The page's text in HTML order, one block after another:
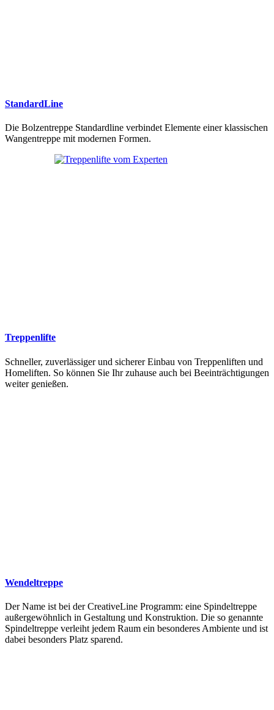
StandardLine
Die Bolzentreppe Standardline verbindet Elemente einer klassischen
Wangentreppe mit modernen Formen.
Treppenlifte
Schneller, zuverlässiger und sicherer Einbau von Treppenliften und
Homeliften. So können Sie Ihr zuhause auch bei Beeinträchtigungen
weiter genießen.
Wendeltreppe
Der Name ist bei der CreativeLine Programm: eine Spindeltreppe
außergewöhnlich in Gestaltung und Konstruktion. Die so genannte
Spindeltreppe verleiht jedem Raum ein besonderes Ambiente und ist
dabei besonders Platz sparend.